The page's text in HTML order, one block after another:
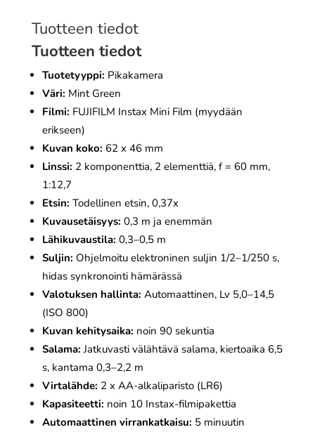
Tuotteen tiedot
Tuotteen tiedot
Tuotetyyppi: Pikakamera
Väri: Mint Green
Filmi: FUJIFILM Instax Mini Film (myydään
erikseen)
Kuvan koko: 62 x 46 mm
Linssi: 2 komponenttia, 2 elementtiä, f = 60 mm,
1:12,7
Etsin: Todellinen etsin, 0,37x
Kuvausetäisyys: 0,3 m ja enemmän
Lähikuvaustila: 0,3–0,5 m
Suljin: Ohjelmoitu elektroninen suljin 1/2–1/250 s,
hidas synkronointi hämärässä
Valotuksen hallinta: Automaattinen, Lv 5,0–14,5
(ISO 800)
Kuvan kehitysaika: noin 90 sekuntia
Salama: Jatkuvasti välähtävä salama, kiertoaika 6,5
s, kantama 0,3–2,2 m
Virtalähde: 2 x AA-alkaliparisto (LR6)
Kapasiteetti: noin 10 Instax-filmipakettia
Automaattinen virrankatkaisu: 5 minuutin